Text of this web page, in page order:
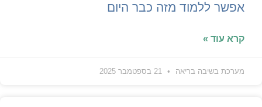
אפשר ללמוד מזה כבר היום
קרא עוד »
מערכת בשיבה בריאה